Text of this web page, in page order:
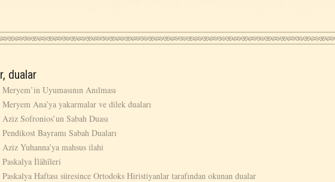
dualar
Meryem’in Uyumasının Anılması
Meryem Ana’ya yakarmalar ve dilek duaları
Aziz Sofronios’un Sabah Duası
Pendikost Bayramı Sabah Duaları
Aziz Yuhanna’ya mahsus ilahi
Paskalya İlâhîleri
Paskalya Haftası süresince Ortodoks Hiristiyanlar tarafından okunan dualar